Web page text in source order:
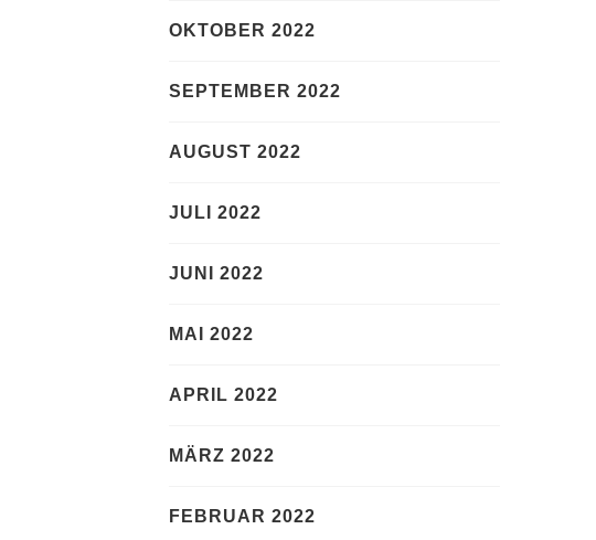
OKTOBER 2022
SEPTEMBER 2022
AUGUST 2022
JULI 2022
JUNI 2022
MAI 2022
APRIL 2022
MÄRZ 2022
FEBRUAR 2022